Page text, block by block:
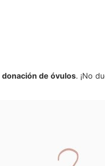
donación de óvulos. ¡No